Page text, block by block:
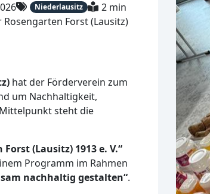
Niederlausitz
2 min
Forst (Lausitz)
hat der Förderverein zum
um Nachhaltigkeit,
steht die
(Lausitz) 1913 e. V.“
Programm im Rahmen
nachhaltig gestalten“.